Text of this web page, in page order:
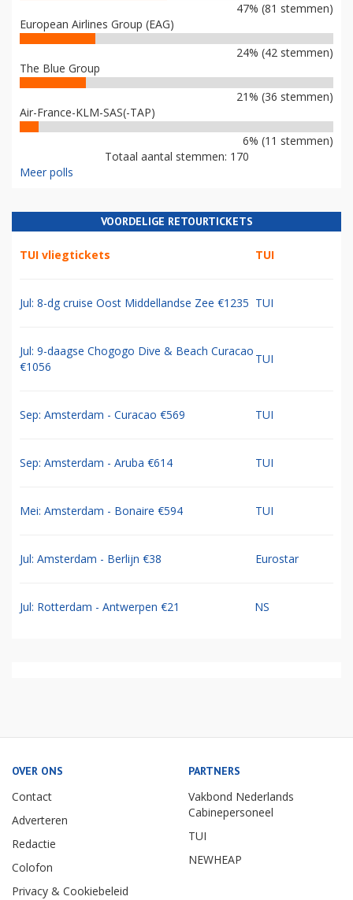
47% (81 stemmen)
European Airlines Group (EAG)
24% (42 stemmen)
The Blue Group
21% (36 stemmen)
Air-France-KLM-SAS(-TAP)
6% (11 stemmen)
Totaal aantal stemmen: 170
Meer polls
VOORDELIGE RETOURTICKETS
TUI vliegtickets TUI
Jul: 8-dg cruise Oost Middellandse Zee €1235 TUI
Jul: 9-daagse Chogogo Dive & Beach Curacao
€1056
TUI
Sep: Amsterdam - Curacao €569 TUI
Sep: Amsterdam - Aruba €614 TUI
Mei: Amsterdam - Bonaire €594 TUI
Jul: Amsterdam - Berlijn €38 Eurostar
Jul: Rotterdam - Antwerpen €21 NS
OVER ONS
Contact
Adverteren
Redactie
Colofon
Privacy & Cookiebeleid
PARTNERS
Vakbond Nederlands
Cabinepersoneel
TUI
NEWHEAP